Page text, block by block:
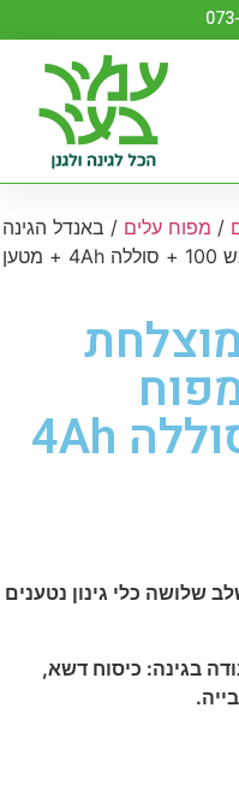
/ מפוח עלים / באנדל הגינה
המוצלחת מכסחת 132 + מפוח וחרמש 100 + סוללה 4Ah + מטען
+ מפוח
וחרמש 100 + סוללה 4Ah
שלושה כלי גינון נטענים
בגינה: כיסוח דשא,